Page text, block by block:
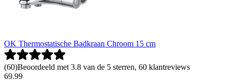
OK Thermostatische Badkraan Chroom 15 cm
(60)Beoordeeld met 3.8 van de 5 sterren, 60 klantreviews
69.99